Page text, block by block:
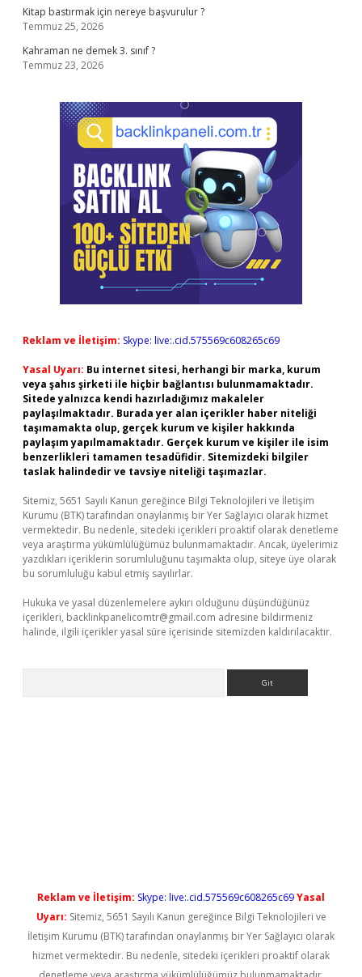
Kitap bastırmak için nereye başvurulur ?
Temmuz 25, 2026
Kahraman ne demek 3. sınıf ?
Temmuz 23, 2026
Reklam ve İletişim: Skype: live:.cid.575569c608265c69
Yasal Uyarı: Bu internet sitesi, herhangi bir marka, kurum
veya şahıs şirketi ile hiçbir bağlantısı bulunmamaktadır.
Sitede yalnızca kendi hazırladığımız makaleler
paylaşılmaktadır. Burada yer alan içerikler haber niteliği
taşımamakta olup, gerçek kurum ve kişiler hakkında
paylaşım yapılmamaktadır. Gerçek kurum ve kişiler ile isim
benzerlikleri tamamen tesadüfidir. Sitemizdeki bilgiler
taslak halindedir ve tavsiye niteliği taşımazlar.
Sitemiz, 5651 Sayılı Kanun gereğince Bilgi Teknolojileri ve İletişim
Kurumu (BTK) tarafından onaylanmış bir Yer Sağlayıcı olarak hizmet
vermektedir. Bu nedenle, sitedeki içerikleri proaktif olarak denetleme
veya araştırma yükümlülüğümüz bulunmamaktadır. Ancak, üyelerimiz
yazdıkları içeriklerin sorumluluğunu taşımakta olup, siteye üye olarak
bu sorumluluğu kabul etmiş sayılırlar.
Hukuka ve yasal düzenlemelere aykırı olduğunu düşündüğünüz
içerikleri, backlinkpanelicomtr@gmail.com adresine bildirmeniz
halinde, ilgili içerikler yasal süre içerisinde sitemizden kaldırılacaktır.
Reklam ve İletişim: Skype: live:.cid.575569c608265c69Yasal
Uyarı: Sitemiz, 5651 Sayılı Kanun gereğince Bilgi Teknolojileri ve
İletişim Kurumu (BTK) tarafından onaylanmış bir Yer Sağlayıcı olarak
hizmet vermektedir. Bu nedenle, sitedeki içerikleri proaktif olarak